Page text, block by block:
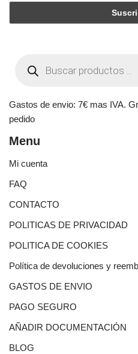
Gastos de envio: 7€ mas IVA.
pedido
Menu
Mi cuenta
FAQ
CONTACTO
POLITICAS DE PRIVACIDAD
POLITICA DE COOKIES
Política de devoluciones y
GASTOS DE ENVIO
PAGO SEGURO
AÑADIR DOCUMENTACIÓN
BLOG